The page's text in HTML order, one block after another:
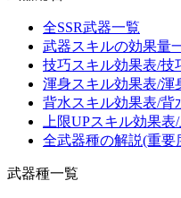
全SSR武器一覧
武器スキルの効果量
技巧スキル効果表/技
渾身スキル効果表/渾
背水スキル効果表/背
上限UPスキル効果
全武器種の解説(重要
武器種一覧